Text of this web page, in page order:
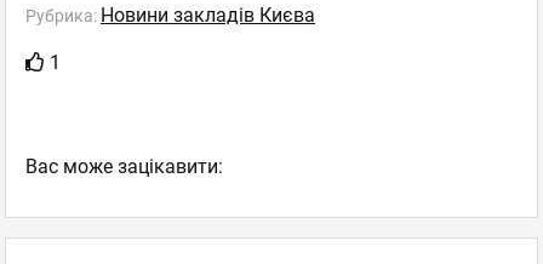
Рубрика: Новини закладів Києва
1
Вас може зацікавити: